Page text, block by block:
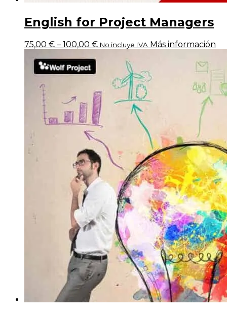
English for Project Managers
75,00 € – 100,00 € No incluye IVA Más información